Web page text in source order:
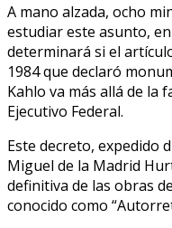
A mano alzada, ocho
estudiar este asunto,
determinará si el
1984 que declaró
Kahlo va más allá de la
Ejecutivo Federal.
Este decreto, expedido
Miguel de la Madrid
definitiva de las obras
conocido como